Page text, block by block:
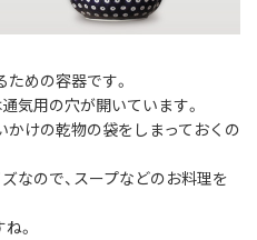
めの容器です。
気用の穴が開いています。
けの乾物の袋をしまっておくの
なので、スープなどのお料理を
。